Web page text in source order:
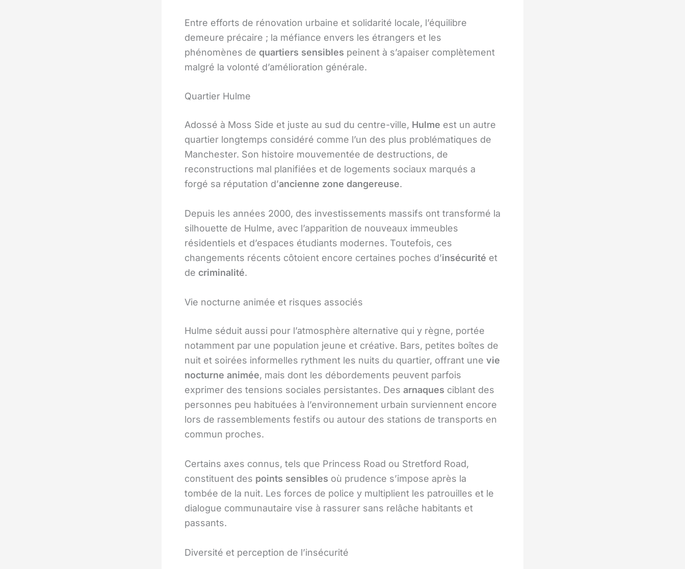
Entre efforts de rénovation urbaine et solidarité locale, l’équilibre
demeure précaire ; la méfiance envers les étrangers et les
phénomènes de quartiers sensibles peinent à s’apaiser complètement
malgré la volonté d’amélioration générale.
Quartier Hulme
Adossé à Moss Side et juste au sud du centre-ville, Hulme est un autre
quartier longtemps considéré comme l’un des plus problématiques de
Manchester. Son histoire mouvementée de destructions, de
reconstructions mal planifiées et de logements sociaux marqués a
forgé sa réputation d’ancienne zone dangereuse.
Depuis les années 2000, des investissements massifs ont transformé la
silhouette de Hulme, avec l’apparition de nouveaux immeubles
résidentiels et d’espaces étudiants modernes. Toutefois, ces
changements récents côtoient encore certaines poches d’insécurité et
de criminalité.
Vie nocturne animée et risques associés
Hulme séduit aussi pour l’atmosphère alternative qui y règne, portée
notamment par une population jeune et créative. Bars, petites boîtes de
nuit et soirées informelles rythment les nuits du quartier, offrant une vie
nocturne animée, mais dont les débordements peuvent parfois
exprimer des tensions sociales persistantes. Des arnaques ciblant des
personnes peu habituées à l’environnement urbain surviennent encore
lors de rassemblements festifs ou autour des stations de transports en
commun proches.
Certains axes connus, tels que Princess Road ou Stretford Road,
constituent des points sensibles où prudence s’impose après la
tombée de la nuit. Les forces de police y multiplient les patrouilles et le
dialogue communautaire vise à rassurer sans relâche habitants et
passants.
Diversité et perception de l’insécurité